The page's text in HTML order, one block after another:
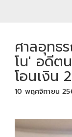
ศาลอุท
โน' อดีต
โอนเงิน
10 พฤศจิกายน